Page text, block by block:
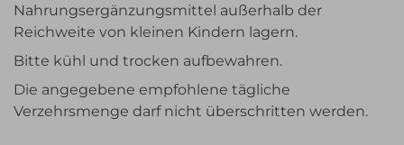
Nahrungsergänzungsmittel außerhalb der
Reichweite von kleinen Kindern lagern.
Bitte kühl und trocken aufbewahren.
Die angegebene empfohlene tägliche
Verzehrsmenge darf nicht überschritten werden.